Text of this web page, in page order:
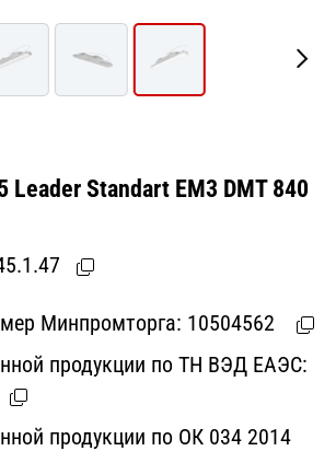
Leader Standart ЕМ3 DМТ 840
Минпромторга: 10504562
продукции по ТН ВЭД ЕАЭС:
продукции по ОК 034 2014